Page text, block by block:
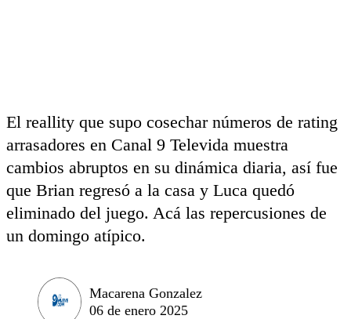
El reallity que supo cosechar números de rating
arrasadores en Canal 9 Televida muestra
cambios abruptos en su dinámica diaria, así fue
que Brian regresó a la casa y Luca quedó
eliminado del juego. Acá las repercusiones de
un domingo atípico.
Macarena Gonzalez
06 de enero 2025